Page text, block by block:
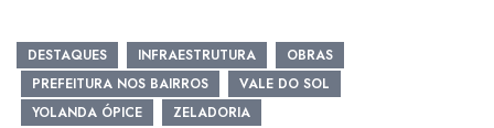
DESTAQUES INFRAESTRUTURA
OBRAS
PREFEITURA NOS BAIRROS
VALE DO SOL
YOLANDA ÓPICE
ZELADORIA